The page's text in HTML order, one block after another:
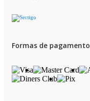
Formas de pagamento